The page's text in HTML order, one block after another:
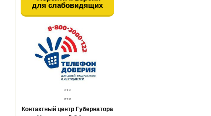
для слабовидящих
***
***
Контактный центр Губернатора